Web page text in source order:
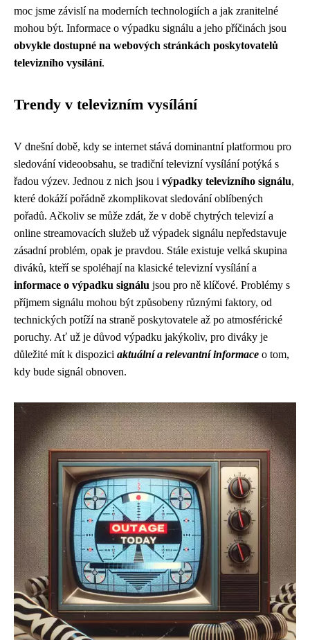
moc jsme závislí na moderních technologiích a jak zranitelné
mohou být. Informace o výpadku signálu a jeho příčinách jsou
obvykle dostupné na webových stránkách poskytovatelů
televizního vysílání.
Trendy v televizním vysílání
V dnešní době, kdy se internet stává dominantní platformou pro
sledování videoobsahu, se tradiční televizní vysílání potýká s
řadou výzev. Jednou z nich jsou i výpadky televizního signálu,
které dokáží pořádně zkomplikovat sledování oblíbených
pořadů. Ačkoliv se může zdát, že v době chytrých televizí a
online streamovacích služeb už výpadek signálu nepředstavuje
zásadní problém, opak je pravdou. Stále existuje velká skupina
diváků, kteří se spoléhají na klasické televizní vysílání a
informace o výpadku signálu jsou pro ně klíčové. Problémy s
příjmem signálu mohou být způsobeny různými faktory, od
technických potíží na straně poskytovatele až po atmosférické
poruchy. Ať už je důvod výpadku jakýkoliv, pro diváky je
důležité mít k dispozici aktuální a relevantní informace o tom,
kdy bude signál obnoven.